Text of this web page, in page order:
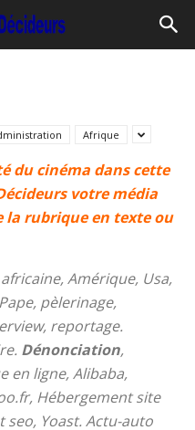
Afrique
du cinéma dans cette
votre média
rubrique en texte ou
Amérique, Usa,
pèlerinage,
reportage.
Dénonciation,
en ligne, Alibaba,
Hébergement site
seo, Yoast. Actu-auto